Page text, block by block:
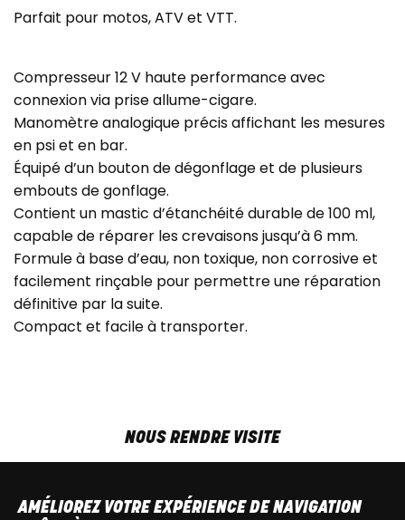
Parfait pour motos, ATV et VTT.
Compresseur 12 V haute performance avec
connexion via prise allume-cigare.
Manomètre analogique précis affichant les mesures
en psi et en bar.
Équipé d’un bouton de dégonflage et de plusieurs
embouts de gonflage.
Contient un mastic d’étanchéité durable de 100 ml,
capable de réparer les crevaisons jusqu’à 6 mm.
Formule à base d’eau, non toxique, non corrosive et
facilement rinçable pour permettre une réparation
définitive par la suite.
Compact et facile à transporter.
NOUS RENDRE VISITE
SAM9h00 - 13h30
AMÉLIOREZ VOTRE EXPÉRIENCE DE NAVIGATION